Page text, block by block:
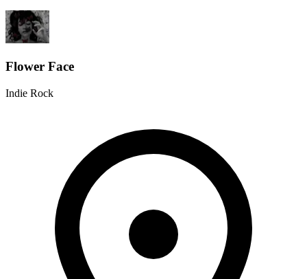
Flower Face
Indie Rock